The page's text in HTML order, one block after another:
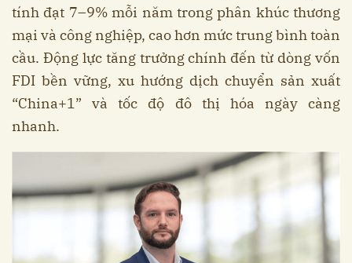
tính đạt 7–9% mỗi năm trong phân khúc thương
mại và công nghiệp, cao hơn mức trung bình toàn
cầu. Động lực tăng trưởng chính đến từ dòng vốn
FDI bền vững, xu hướng dịch chuyển sản xuất
“China+1” và tốc độ đô thị hóa ngày càng
nhanh.